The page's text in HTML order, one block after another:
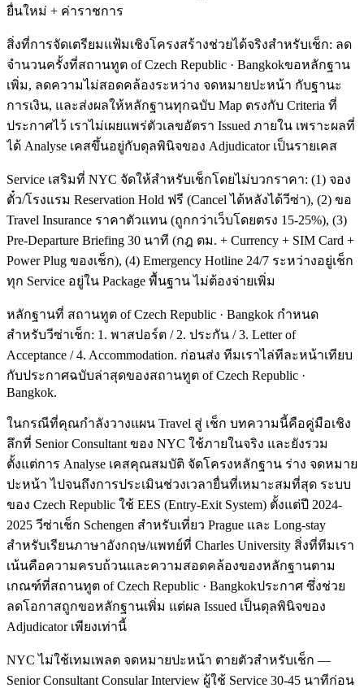
ยื่นใหม่ + ค่าราชการ
สิ่งที่การจัดเตรียมแฟ้มเชิงโครงสร้างช่วยได้จริงสำหรับเช็ก: ลด
จำนวนครั้งที่สถานทูต of Czech Republic · Bangkokขอหลักฐาน
เพิ่ม, ลดความไม่สอดคล้องระหว่าง จดหมายปะหน้า กับฐานะ
การเงิน, และส่งผลให้หลักฐานทุกฉบับ Map ตรงกับ Criteria ที่
ประกาศไว้ เราไม่เผยแพร่ตัวเลขอัตรา Issued ภายใน เพราะผลที่
ได้ Analyse เคสขึ้นอยู่กับดุลพินิจของ Adjudicator เป็นรายเคส
Service เสริมที่ NYC จัดให้สำหรับเช็กโดยไม่บวกราคา: (1) จอง
ตั๋ว/โรงแรม Reservation Hold ฟรี (Cancel ได้หลังได้วีซ่า), (2) ขอ
Travel Insurance ราคาตัวแทน (ถูกกว่าเว็บโดยตรง 15-25%), (3)
Pre-Departure Briefing 30 นาที (กฎ ตม. + Currency + SIM Card +
Power Plug ของเช็ก), (4) Emergency Hotline 24/7 ระหว่างอยู่เช็ก
ทุก Service อยู่ใน Package พื้นฐาน ไม่ต้องจ่ายเพิ่ม
หลักฐานที่ สถานทูต of Czech Republic · Bangkok กำหนด
สำหรับวีซ่าเช็ก: 1. พาสปอร์ต / 2. ประกัน / 3. Letter of
Acceptance / 4. Accommodation. ก่อนส่ง ทีมเราไล่ทีละหน้าเทียบ
กับประกาศฉบับล่าสุดของสถานทูต of Czech Republic ·
Bangkok.
ในกรณีที่คุณกำลังวางแผน Travel สู่ เช็ก บทความนี้คือคู่มือเชิง
ลึกที่ Senior Consultant ของ NYC ใช้ภายในจริง และยังรวม
ตั้งแต่การ Analyse เคสคุณสมบัติ จัดโครงหลักฐาน ร่าง จดหมาย
ปะหน้า ไปจนถึงการประเมินช่วงเวลายื่นที่เหมาะสมที่สุด ระบบ
ของ Czech Republic ใช้ EES (Entry-Exit System) ตั้งแต่ปี 2024-
2025 วีซ่าเช็ก Schengen สำหรับเที่ยว Prague และ Long-stay
สำหรับเรียนภาษาอังกฤษ/แพทย์ที่ Charles University สิ่งที่ทีมเรา
เน้นคือความครบถ้วนและความสอดคล้องของหลักฐานตาม
เกณฑ์ที่สถานทูต of Czech Republic · Bangkokประกาศ ซึ่งช่วย
ลดโอกาสถูกขอหลักฐานเพิ่ม แต่ผล Issued เป็นดุลพินิจของ
Adjudicator เพียงเท่านี้
NYC ไม่ใช้เทมเพลต จดหมายปะหน้า ตายตัวสำหรับเช็ก —
Senior Consultant Consular Interview ผู้ใช้ Service 30-45 นาทีก่อน